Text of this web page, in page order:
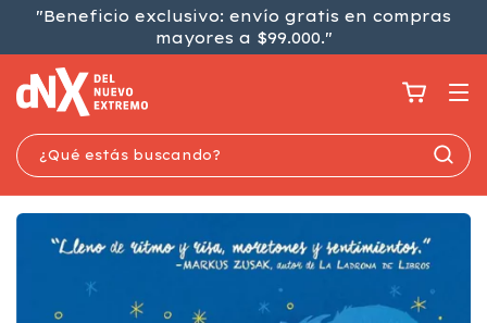
"Beneficio exclusivo: envío gratis en compras
mayores a $99.000."